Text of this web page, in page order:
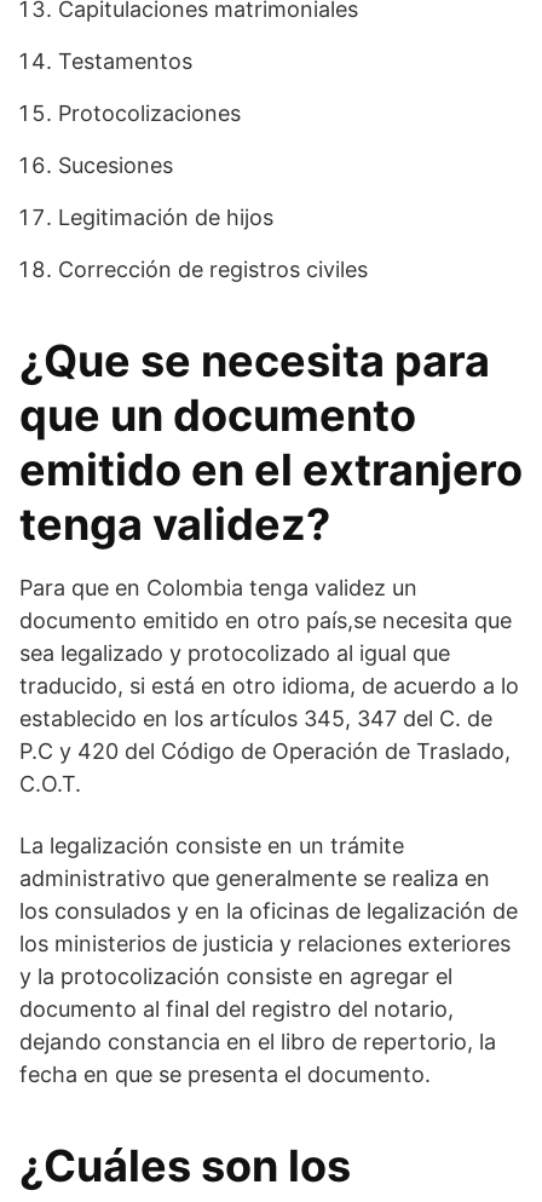
Capitulaciones matrimoniales
Testamentos
Protocolizaciones
Sucesiones
Legitimación de hijos
Corrección de registros civiles
¿Que se necesita para
que un documento
emitido en el extranjero
tenga validez?
Para que en Colombia tenga validez un
documento emitido en otro país,se necesita que
sea legalizado y protocolizado al igual que
traducido, si está en otro idioma, de acuerdo a lo
establecido en los artículos 345, 347 del C. de
P.C y 420 del Código de Operación de Traslado,
C.O.T.
La legalización consiste en un trámite
administrativo que generalmente se realiza en
los consulados y en la oficinas de legalización de
los ministerios de justicia y relaciones exteriores
y la protocolización consiste en agregar el
documento al final del registro del notario,
dejando constancia en el libro de repertorio, la
fecha en que se presenta el documento.
¿Cuáles son los